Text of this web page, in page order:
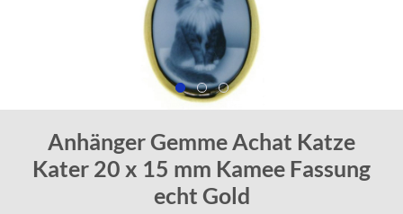
Anhänger Gemme Achat Katze
Kater 20 x 15 mm Kamee Fassung
echt Gold